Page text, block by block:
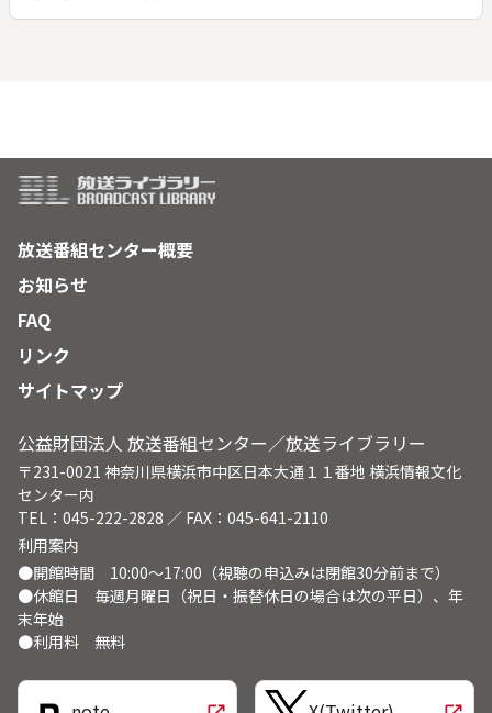
放送番組センター概要
お知らせ
FAQ
リンク
サイトマップ
公益財団法人 放送番組センター／放送ライブラリー
〒231-0021 神奈川県横浜市中区日本大通１１番地 横浜情報文化
センター内
TEL：045-222-2828 ／ FAX：045-641-2110
利用案内
●開館時間 10:00～17:00（視聴の申込みは閉館30分前まで）
●休館日 毎週月曜日（祝日・振替休日の場合は次の平日）、年
末年始
●利用料 無料